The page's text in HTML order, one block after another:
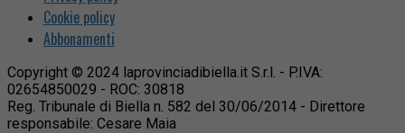
Cookie policy
Abbonamenti
Copyright © 2024 laprovinciadibiella.it S.r.l. - P.IVA:
02654850029 - ROC: 30818
Reg. Tribunale di Biella n. 582 del 30/06/2014 - Direttore
responsabile: Cesare Maia